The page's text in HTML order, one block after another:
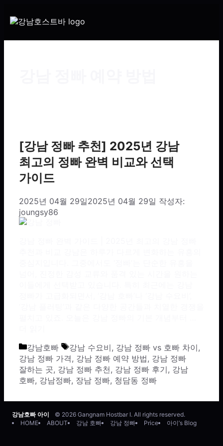
[강남 정빠 추천] 2025년 강남
최고의 정빠 완벽 비교와 선택
가이드
2025년 04월 29일2025년 04월 29일 작성자:
joungsy86
카테고리
강남호빠 태그
강남 수요비, 강남 정빠 vs 호빠 차이,
강남 정빠 가격, 강남 정빠 예약 방법, 강남 정빠
잘하는 곳, 강남 정빠 추천, 강남 정빠 후기, 강남
호빠, 강남정빠, 장남 정빠, 청담동 정빠
강남호빠 아이
© 2026 Gangnam Hostbar I. All rights reserved.
HOME
ABOUT 강남 호빠 강남 정빠 Price 아이’s Blog